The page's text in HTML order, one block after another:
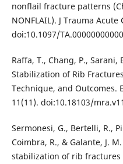
nonflail fracture patterns
NONFLAIL). J Trauma
doi:10.1097/
Raffa, T., Chang, P., Sarani,
Stabilization of Rib
Technique, and Outcomes.
11(11). doi:10.18103/
Sermonesi, G., Bertelli, R.,
Coimbra, R., & Galante, J.
stabilization of rib fractures